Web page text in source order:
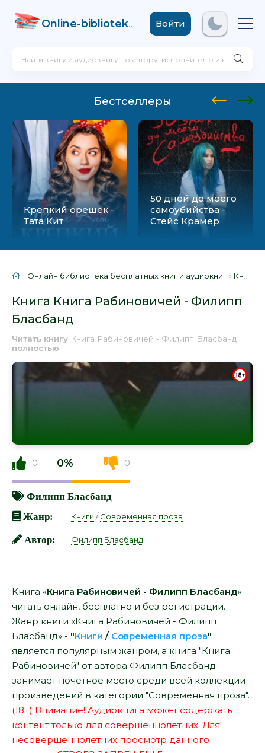
Online-biblioteka .comВойти
Бестселлеры
Крепкий орешек -
Тата Кит
50 дней до моего
самоубийства -
Стейс Крамер
Онлайн библиотека бесплатных книг и аудиокниг » Книги
Книга Книга Рабиновичей - Филипп
Бласбанд
Читать книгу Книга Рабиновичей - Филипп Бласбанд
полностью
0 0% 0
Филипп Бласбанд
Жанр:
Книги /Современная проза
Автор: Филипп Бласбанд
Книга «Книга Рабиновичей - Филипп Бласбанд»
читать онлайн, бесплатно и без регистрации.
Жанр книги «Книга Рабиновичей - Филипп
Бласбанд» - "Книги / Современная проза"
является популярным жанром, а книга "Книга
Рабиновичей" от автора Филипп Бласбанд
занимает почетное место среди всей коллекции
произведений в категории "Современная проза".
(18+) Внимание! Аудиокнига может содержать
контент только для совершеннолетних. Для
несовершеннолетних просмотр данного